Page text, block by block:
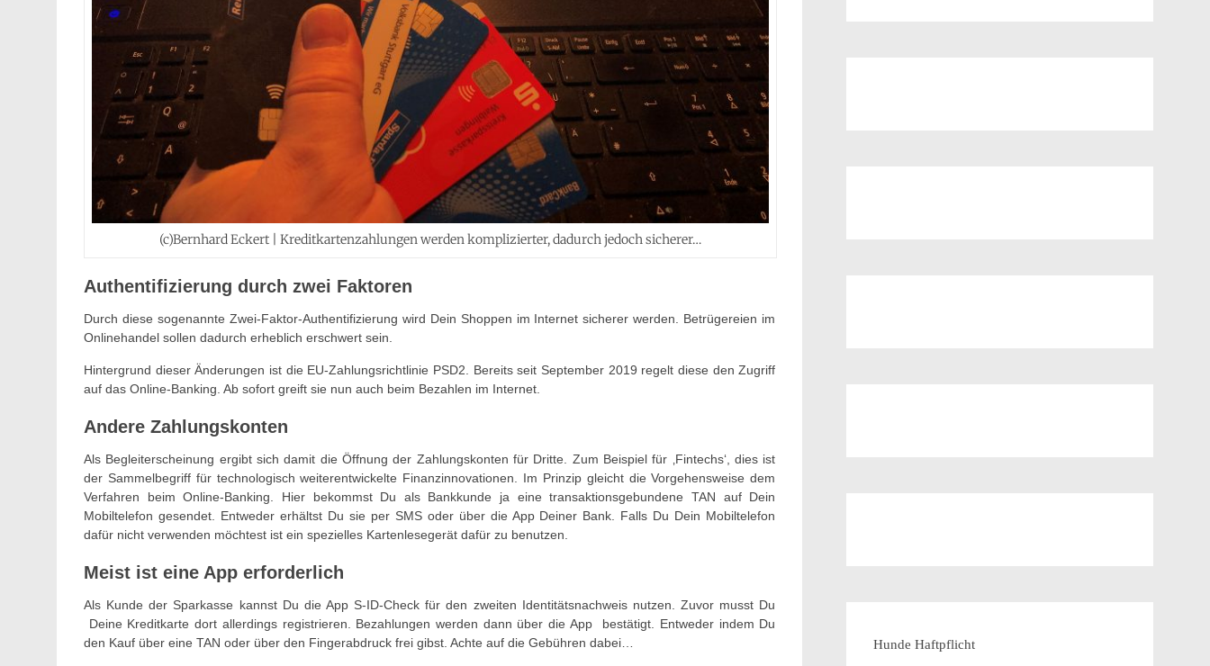
(c)Bernhard Eckert | Kreditkartenzahlungen werden komplizierter, dadurch jedoch sicherer…
Authentifizierung durch zwei Faktoren
Durch diese sogenannte Zwei-Faktor-Authentifizierung wird Dein Shoppen im Internet sicherer werden. Betrügereien im
Onlinehandel sollen dadurch erheblich erschwert sein.
Hintergrund dieser Änderungen ist die EU-Zahlungsrichtlinie PSD2. Bereits seit September 2019 regelt diese den Zugriff
auf das Online-Banking. Ab sofort greift sie nun auch beim Bezahlen im Internet.
Andere Zahlungskonten
Als Begleiterscheinung ergibt sich damit die Öffnung der Zahlungskonten für Dritte. Zum Beispiel für ‚Fintechs‘, dies ist
der Sammelbegriff für technologisch weiterentwickelte Finanzinnovationen. Im Prinzip gleicht die Vorgehensweise dem
Verfahren beim Online-Banking. Hier bekommst Du als Bankkunde ja eine transaktionsgebundene TAN auf Dein
Mobiltelefon gesendet. Entweder erhältst Du sie per SMS oder über die App Deiner Bank. Falls Du Dein Mobiltelefon
dafür nicht verwenden möchtest ist ein spezielles Kartenlesegerät dafür zu benutzen.
Meist ist eine App erforderlich
Als Kunde der Sparkasse kannst Du die App S-ID-Check für den zweiten Identitätsnachweis nutzen. Zuvor musst Du
Deine Kreditkarte dort allerdings registrieren. Bezahlungen werden dann über die App bestätigt. Entweder indem Du
den Kauf über eine TAN oder über den Fingerabdruck frei gibst. Achte auf die Gebühren dabei…
Hunde Haftpflicht